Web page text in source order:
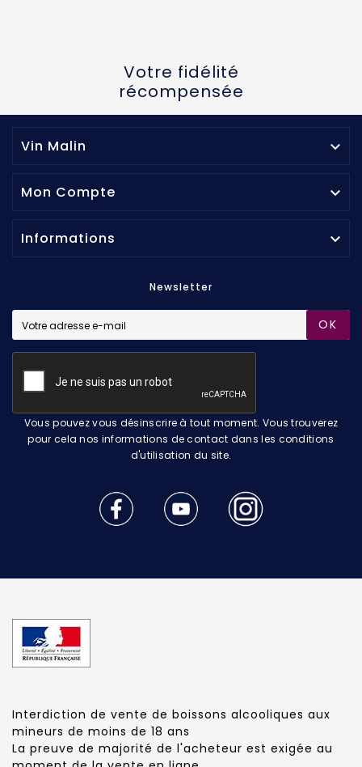
Votre fidélité
récompensée
Vin Malin 
Mon Compte 
Informations 
Newsletter
OK
Vous pouvez vous désinscrire à tout moment. Vous trouverez
pour cela nos informations de contact dans les conditions
d'utilisation du site.
Interdiction de vente de boissons alcooliques aux
mineurs de moins de 18 ans
La preuve de majorité de l'acheteur est exigée au